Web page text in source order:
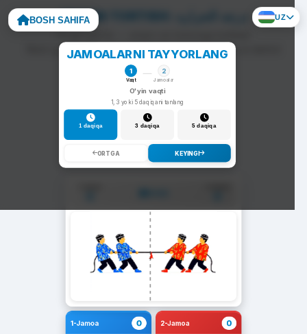
BOSH SAHIFA UZ
To'g'ri javob — arqon siz tomonga tortiladi.
Noto'g'ri javob — arqon raqib tomonga siljiydi va darhol
yangi savol chiqadi.
JAMOALARNI TAYYORLANG
1
Vaqt
2
Jamoalar
O'yin vaqti
1, 3 yoki 5 daqiqani tanlang
1 daqiqa 3 daqiqa 5 daqiqa
ORTGA KEYINGI
1-Jamoa 0 2-Jamoa 0